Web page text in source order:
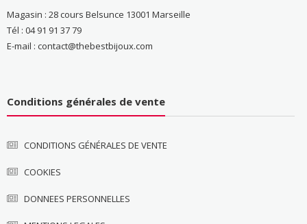
Magasin : 28 cours Belsunce 13001 Marseille
Tél : 04 91 91 37 79
E-mail : contact@thebestbijoux.com
Conditions générales de vente
CONDITIONS GÉNÉRALES DE VENTE
COOKIES
DONNEES PERSONNELLES